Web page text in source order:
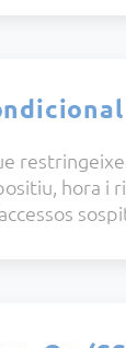
hora i